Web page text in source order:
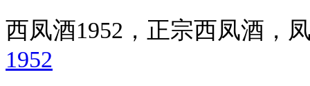
西凤酒1952，正宗西凤酒
1952